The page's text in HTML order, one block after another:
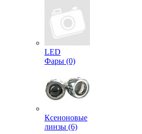
LED
Фары (0)
Ксеноновые
линзы (6)